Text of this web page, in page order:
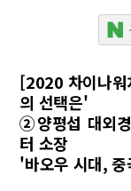
[2020 차이나워
의 선택은'
②양평섭 대외
터 소장
'바오우 시대,